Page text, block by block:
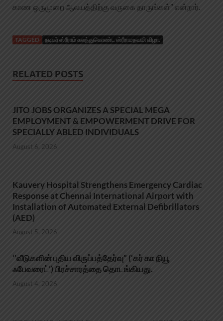
காண ஒருமுறை ஆலயத்திற்கு வருகை தாருங்கள்” என்றார்.
TAGGED நடிகர் ஸ்ரீராம் கலந்துகொண்ட ஸ்ரீராமநவமி விழா.
RELATED POSTS
JITO JOBS ORGANIZES A SPECIAL MEGA
EMPLOYMENT & EMPOWERMENT DRIVE FOR
SPECIALLY ABLED INDIVIDUALS
August 6, 2026
Kauvery Hospital Strengthens Emergency Cardiac
Response at Chennai International Airport with
Installation of Automated External Defibrillators
(AED)
August 5, 2026
‘’வீடுகளின் புதிய விருப்பத்தேர்வு” (‘கர் கா நியூ
ஃபேவரைட்’) பிரச்சாரத்தை தொடங்கியது.
August 4, 2026